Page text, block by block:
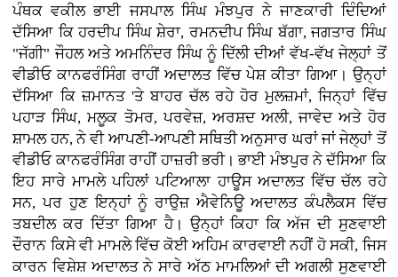
ਪੰਥਕ ਵਕੀਲ ਭਾਈ ਜਸਪਾਲ ਸਿੰਘ ਮੰਝਪੁਰ ਨੇ ਜਾਣਕਾਰੀ ਦਿੰਦਿਆਂ
ਦੱਸਿਆ ਕਿ ਹਰਦੀਪ ਸਿੰਘ ਸ਼ੇਰਾ, ਰਮਨਦੀਪ ਸਿੰਘ ਬੱਗਾ, ਜਗਤਾਰ ਸਿੰਘ
"ਜੱਗੀ" ਜੌਹਲ ਅਤੇ ਅਮਨਿੰਦਰ ਸਿੰਘ ਨੂੰ ਦਿੱਲੀ ਦੀਆਂ ਵੱਖ-ਵੱਖ ਜੇਲ੍ਹਾਂ ਤੋਂ
ਵੀਡੀਓ ਕਾਨਫਰੰਸਿੰਗ ਰਾਹੀਂ ਅਦਾਲਤ ਵਿੱਚ ਪੇਸ਼ ਕੀਤਾ ਗਿਆ। ਉਨ੍ਹਾਂ
ਦੱਸਿਆ ਕਿ ਜ਼ਮਾਨਤ 'ਤੇ ਬਾਹਰ ਚੱਲ ਰਹੇ ਹੋਰ ਮੁਲਜ਼ਮਾਂ, ਜਿਨ੍ਹਾਂ ਵਿੱਚ
ਪਹਾੜ ਸਿੰਘ, ਮਲੂਕ ਤੋਮਰ, ਪਰਵੇਜ਼, ਅਰਸ਼ਦ ਅਲੀ, ਜਾਵੇਦ ਅਤੇ ਹੋਰ
ਸ਼ਾਮਲ ਹਨ, ਨੇ ਵੀ ਆਪਣੀ-ਆਪਣੀ ਸਥਿਤੀ ਅਨੁਸਾਰ ਘਰਾਂ ਜਾਂ ਜੇਲ੍ਹਾਂ ਤੋਂ
ਵੀਡੀਓ ਕਾਨਫਰੰਸਿੰਗ ਰਾਹੀਂ ਹਾਜ਼ਰੀ ਭਰੀ। ਭਾਈ ਮੰਝਪੁਰ ਨੇ ਦੱਸਿਆ ਕਿ
ਇਹ ਸਾਰੇ ਮਾਮਲੇ ਪਹਿਲਾਂ ਪਟਿਆਲਾ ਹਾਊਸ ਅਦਾਲਤ ਵਿੱਚ ਚੱਲ ਰਹੇ
ਸਨ, ਪਰ ਹੁਣ ਇਨ੍ਹਾਂ ਨੂੰ ਰਾਉਜ਼ ਐਵੇਨਿਊ ਅਦਾਲਤ ਕੰਪਲੈਕਸ ਵਿੱਚ
ਤਬਦੀਲ ਕਰ ਦਿੱਤਾ ਗਿਆ ਹੈ। ਉਨ੍ਹਾਂ ਕਿਹਾ ਕਿ ਅੱਜ ਦੀ ਸੁਣਵਾਈ
ਦੌਰਾਨ ਕਿਸੇ ਵੀ ਮਾਮਲੇ ਵਿੱਚ ਕੋਈ ਅਹਿਮ ਕਾਰਵਾਈ ਨਹੀਂ ਹੋ ਸਕੀ, ਜਿਸ
ਕਾਰਨ ਵਿਸ਼ੇਸ਼ ਅਦਾਲਤ ਨੇ ਸਾਰੇ ਅੱਠ ਮਾਮਲਿਆਂ ਦੀ ਅਗਲੀ ਸੁਣਵਾਈ